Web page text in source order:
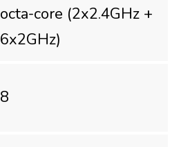
octa-core (2x2.4GHz +
6x2GHz)
8